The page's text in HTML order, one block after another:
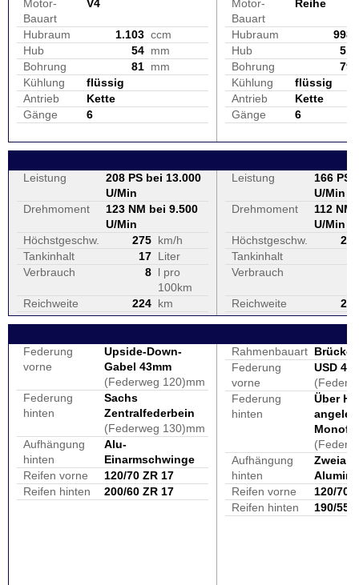
Motor-
Bauart
V4
Hubraum 1.103 ccm
Hub
54 mm
Bohrung
81 mm
Kühlung
flüssig
Antrieb
Kette
Gänge
6
Motor-
Bauart
Reihe
Hubraum
998
Hub
51
Bohrung
79
Kühlung
flüssig
Antrieb
Kette
Gänge
6
Leistung
208 PS bei 13.000
U/Min
Drehmoment
123 NM bei 9.500
U/Min
Höchstgeschw.
275 km/h
Tankinhalt
17 Liter
Verbrauch
8 l pro
100km
Reichweite
224 km
Leistung
166 PS
U/Min
Drehmoment
112 NM
U/Min
Höchstgeschw.
249
Tankinhalt
Verbrauch
Reichweite 249
Federung
vorne
Upside-Down-
Gabel 43mm
(Federweg 120)mm
Federung
hinten
Sachs
Zentralfederbein
(Federweg 130)mm
Aufhängung
hinten
Alu-
Einarmschwinge
Reifen vorne
120/70 ZR 17
Reifen hinten
200/60 ZR 17
Rahmenbauart
Federung
vorne
USD 43
Federung
hinten
Über
Aufhängung
hinten
Reifen vorne
120/70
Reifen hinten
190/55